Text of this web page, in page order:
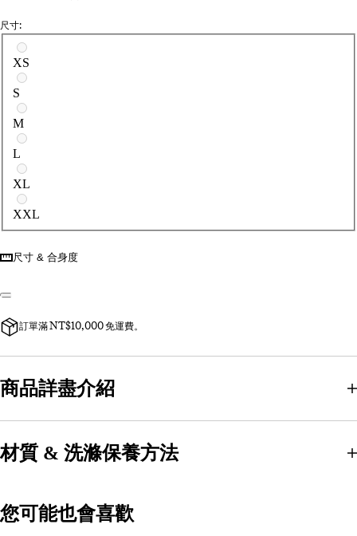
尺寸:
請選擇尺寸
XS
S
M
L
XL
XXL
尺寸 & 合身度
訂單滿 NT$10,000 免運費。
商品詳盡介紹
材質 & 洗滌保養方法
您可能也會喜歡